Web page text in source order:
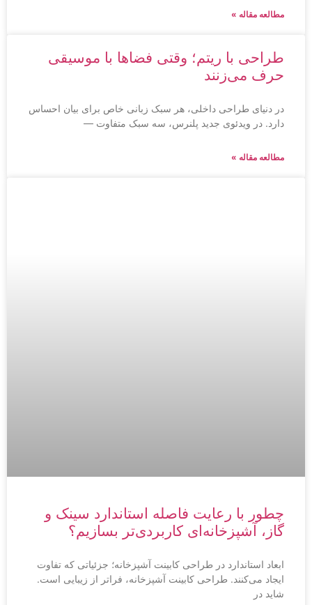
مطالعه مقاله »
طراحی با ریتم؛ وقتی فضاها با موسیقی
حرف می‌زنند
در دنیای طراحی داخلی، هر سبک زبانی خاص برای بیان احساس
دارد. در ویدئوی جدید پلنرس، سه سبک متفاوت —
مطالعه مقاله »
چطور با رعایت فاصله استاندارد سینک و
گاز، آشپزخانه‌ای کاربردی‌تر بسازیم؟
ابعاد استاندارد در طراحی کابینت آشپزخانه؛ جزئیاتی که تفاوت
ایجاد می‌کنند. طراحی کابینت آشپزخانه، فراتر از زیبایی است.
شاید در